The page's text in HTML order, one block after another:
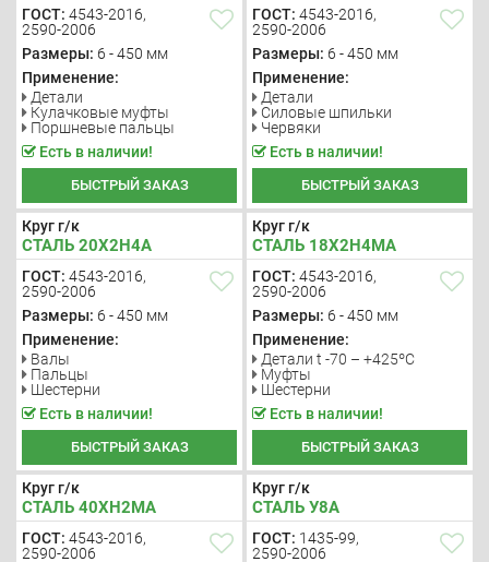
ГОСТ: 4543-2016,
2590-2006
Размеры: 6 - 450 мм
Применение:
Детали
Кулачковые муфты
Поршневые пальцы
Есть в наличии!
БЫСТРЫЙ ЗАКАЗ
ГОСТ: 4543-2016,
2590-2006
Размеры: 6 - 450 мм
Применение:
Детали
Силовые шпильки
Червяки
Есть в наличии!
БЫСТРЫЙ ЗАКАЗ
Круг г/к
СТАЛЬ 20Х2Н4А
ГОСТ: 4543-2016,
2590-2006
Размеры: 6 - 450 мм
Применение:
Валы
Пальцы
Шестерни
Есть в наличии!
БЫСТРЫЙ ЗАКАЗ
Круг г/к
СТАЛЬ 18Х2Н4МА
ГОСТ: 4543-2016,
2590-2006
Размеры: 6 - 450 мм
Применение:
Детали t -70 – +425ºС
Муфты
Шестерни
Есть в наличии!
БЫСТРЫЙ ЗАКАЗ
Круг г/к
СТАЛЬ 40ХН2МА
ГОСТ: 4543-2016,
2590-2006
Круг г/к
СТАЛЬ У8А
ГОСТ: 1435-99,
2590-2006